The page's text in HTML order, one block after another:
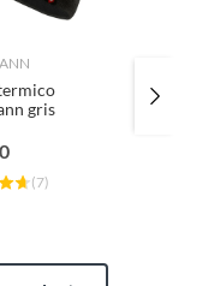
gris
(7)
patriot